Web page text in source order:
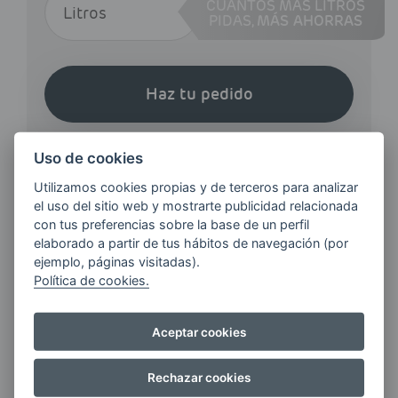
CUANTOS MÁS LITROS
MÁS AHORRAS
Haz tu pedido
¿QUIERES ESTAR AL DÍA DE
LAS
ÚLTIMAS NOVEDADES?
Uso de cookies
Utilizamos cookies propias y de terceros para analizar
el uso del sitio web y mostrarte publicidad relacionada
con tus preferencias sobre la base de un perfil
elaborado a partir de tus hábitos de navegación (por
ejemplo, páginas visitadas).
Política de cookies.
Aceptar cookies
Rechazar cookies